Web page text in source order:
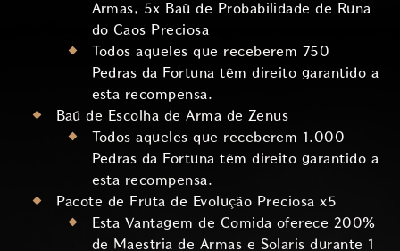
Armas, 5x Baú de Probabilidade de Runa
do Caos Preciosa
Todos aqueles que receberem 750
Pedras da Fortuna têm direito garantido a
esta recompensa.
Baú de Escolha de Arma de Zenus
Todos aqueles que receberem 1.000
Pedras da Fortuna têm direito garantido a
esta recompensa.
Pacote de Fruta de Evolução Preciosa x5
Esta Vantagem de Comida oferece 200%
de Maestria de Armas e Solaris durante 1